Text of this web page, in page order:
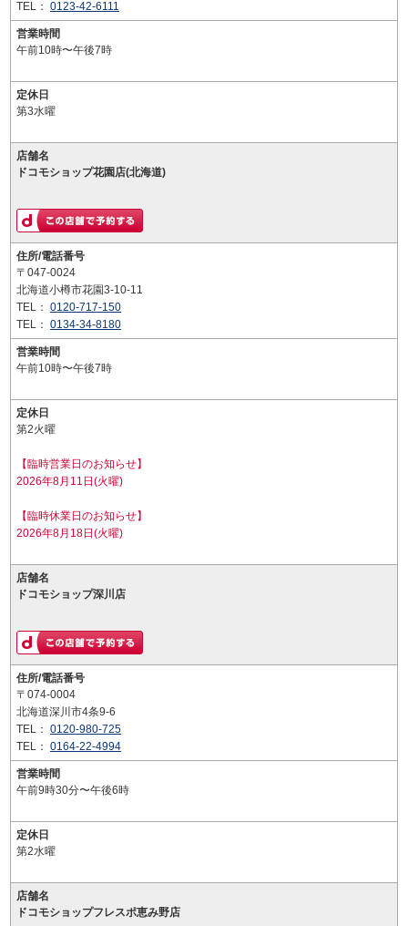
TEL： 0123-42-6111
営業時間
午前10時〜午後7時
定休日
第3水曜
店舗名
ドコモショップ花園店(北海道)
住所/電話番号
〒047-0024
北海道小樽市花園3-10-11
TEL： 0120-717-150
TEL： 0134-34-8180
営業時間
午前10時〜午後7時
定休日
第2火曜
【臨時営業日のお知らせ】
2026年8月11日(火曜)
【臨時休業日のお知らせ】
2026年8月18日(火曜)
店舗名
ドコモショップ深川店
住所/電話番号
〒074-0004
北海道深川市4条9-6
TEL： 0120-980-725
TEL： 0164-22-4994
営業時間
午前9時30分〜午後6時
定休日
第2水曜
店舗名
ドコモショップフレスポ恵み野店